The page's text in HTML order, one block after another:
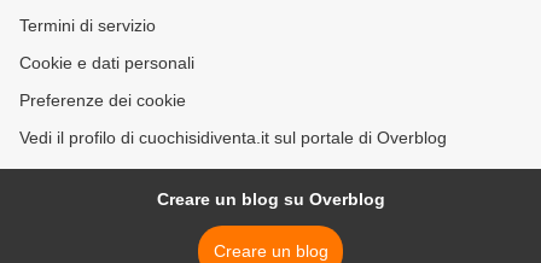
Termini di servizio
Cookie e dati personali
Preferenze dei cookie
Vedi il profilo di cuochisidiventa.it sul portale di Overblog
Creare un blog su Overblog
Creare un blog